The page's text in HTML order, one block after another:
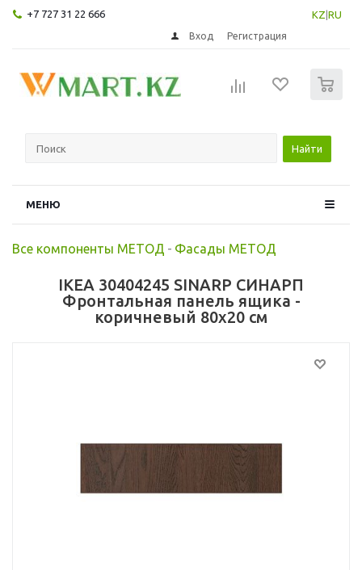
+7 727 31 22 666 KZ RU
Вход Регистрация
Найти
МЕНЮ
Все компоненты МЕТОД - Фасады МЕТОД
IKEA 30404245 SINARP СИНАРП
Фронтальная панель ящика -
коричневый 80x20 см